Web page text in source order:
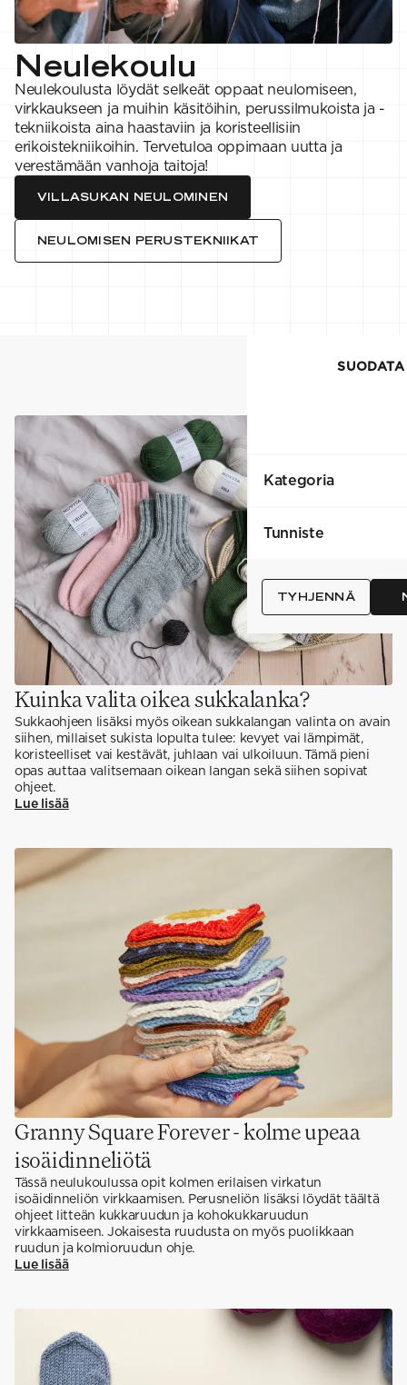
7 Veljestä
Nalle
Wonder Wool
Hehku
1 = ohuin, 7 = paksuin
1. Lace
2. 4-ply
3. Sport
4. DK
5. Aran
6. Chunky
7. Super Chunky
SESONGIN MALLISTOT
SS26 Kirsikka
Simberg & Hanna
Sumari
SS26 Hyvän olon
neuleet
SS26 Auringon
kosketus -
kesämallisto
SS26 Signature
INSPIROIDU
Yhteisö
Ajankohtaista
Tilaa uutiskirje
Kaikki artikkelit
Neulekoulu
Neulekoulusta löydät selkeät oppaat neulomiseen,
virkkaukseen ja muihin käsitöihin, perussilmukoista ja -
tekniikoista aina haastaviin ja koristeellisiin
erikoistekniikoihin. Tervetuloa oppimaan uutta ja
verestämään vanhoja taitoja!
VILLASUKAN NEULOMINEN
NEULOMISEN PERUSTEKNIIKAT
SUODATA
Kategoria
Tunniste
TYHJENNÄ
SUODATA
Kuinka valita oikea sukkalanka?
Sukkaohjeen lisäksi myös oikean sukkalangan valinta on avain
siihen, millaiset sukista lopulta tulee: kevyet vai lämpimät,
koristeelliset vai kestävät, juhlaan vai ulkoiluun. Tämä pieni
opas auttaa valitsemaan oikean langan sekä siihen sopivat
ohjeet.
Lue lisää
Granny Square Forever - kolme upeaa
isoäidinneliötä
Tässä neulukoulussa opit kolmen erilaisen virkatun
isoäidinneliön virkkaamisen. Perusneliön lisäksi löydät täältä
ohjeet litteän kukkaruudun ja kohokukkaruudun
virkkaamiseen. Jokaisesta ruudusta on myös puolikkaan
ruudun ja kolmioruudun ohje.
Lue lisää